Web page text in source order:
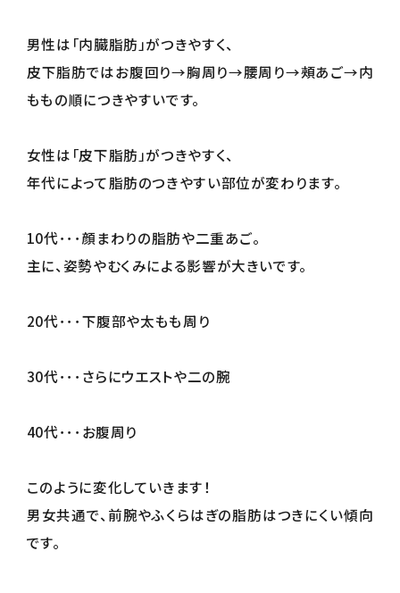
男性は「内臓脂肪」がつきやすく、
皮下脂肪ではお腹回り→胸周り→腰周り→頰あご→内
ももの順につきやすいです。
女性は「皮下脂肪」がつきやすく、
年代によって脂肪のつきやすい部位が変わります。
10代･･･顔まわりの脂肪や二重あご。
主に、姿勢やむくみによる影響が大きいです。
20代･･･下腹部や太もも周り
30代･･･さらにウエストや二の腕
40代･･･お腹周り
このように変化していきます！
男女共通で、前腕やふくらはぎの脂肪はつきにくい傾向
です。